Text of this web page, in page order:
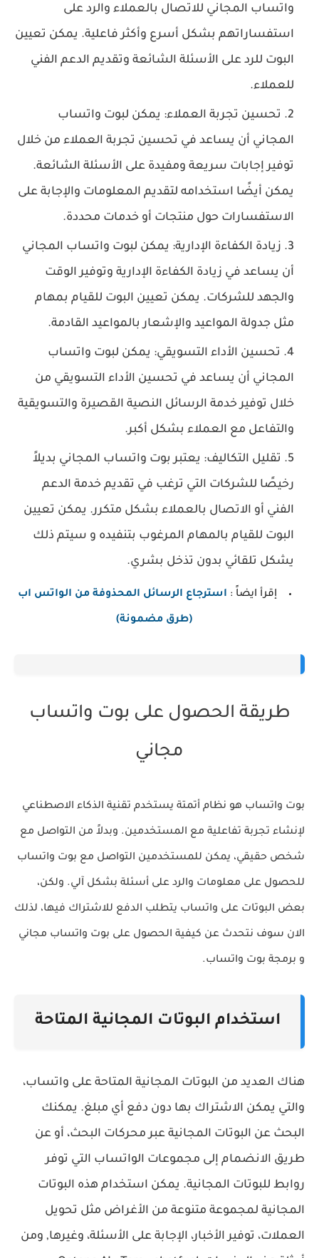
واتساب المجاني للاتصال بالعملاء والرد على
استفساراتهم بشكل أسرع وأكثر فاعلية. يمكن تعيين
البوت للرد على الأسئلة الشائعة وتقديم الدعم الفني
للعملاء.
تحسين تجربة العملاء: يمكن لبوت واتساب
المجاني أن يساعد في تحسين تجربة العملاء من خلال
توفير إجابات سريعة ومفيدة على الأسئلة الشائعة.
يمكن أيضًا استخدامه لتقديم المعلومات والإجابة على
الاستفسارات حول منتجات أو خدمات محددة.
زيادة الكفاءة الإدارية: يمكن لبوت واتساب المجاني
أن يساعد في زيادة الكفاءة الإدارية وتوفير الوقت
والجهد للشركات. يمكن تعيين البوت للقيام بمهام
مثل جدولة المواعيد والإشعار بالمواعيد القادمة.
تحسين الأداء التسويقي: يمكن لبوت واتساب
المجاني أن يساعد في تحسين الأداء التسويقي من
خلال توفير خدمة الرسائل النصية القصيرة والتسويقية
والتفاعل مع العملاء بشكل أكبر.
تقليل التكاليف: يعتبر بوت واتساب المجاني بديلاً
رخيصًا للشركات التي ترغب في تقديم خدمة الدعم
الفني أو الاتصال بالعملاء بشكل متكرر. يمكن تعيين
البوت للقيام بالمهام المرغوب بتنفيده و سيتم ذلك
يشكل تلقائي بدون تذخل بشري.
إقرأ ايضاً : استرجاع الرسائل المحذوفة من الواتس اب
(طرق مضمونة)
طريقة الحصول على بوت واتساب
مجاني
بوت واتساب هو نظام أتمتة يستخدم تقنية الذكاء الاصطناعي
لإنشاء تجربة تفاعلية مع المستخدمين. وبدلاً من التواصل مع
شخص حقيقي، يمكن للمستخدمين التواصل مع بوت واتساب
للحصول على معلومات والرد على أسئلة بشكل آلي. ولكن،
بعض البوتات على واتساب يتطلب الدفع للاشتراك فيها، لذلك
الان سوف نتحدث عن كيفية الحصول على بوت واتساب مجاني
و برمجة بوت واتساب.
استخدام البوتات المجانية المتاحة
هناك العديد من البوتات المجانية المتاحة على واتساب،
والتي يمكن الاشتراك بها دون دفع أي مبلغ. يمكنك
البحث عن البوتات المجانية عبر محركات البحث، أو عن
طريق الانضمام إلى مجموعات الواتساب التي توفر
روابط للبوتات المجانية. يمكن استخدام هذه البوتات
المجانية لمجموعة متنوعة من الأغراض مثل تحويل
العملات، توفير الأخبار، الإجابة على الأسئلة، وغيرها, ومن